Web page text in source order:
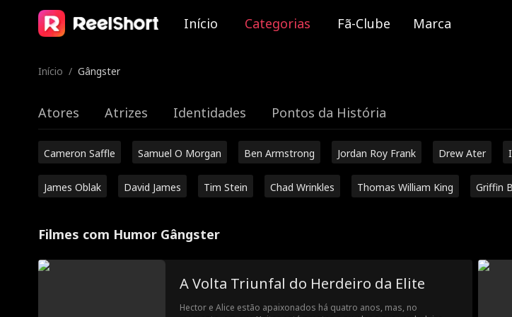
Início Categorias Fã-Clube Marca
Início / Gângster
Atores Atrizes Identidades Pontos da História
Cameron Saffle Samuel O Morgan Ben Armstrong Jordan Roy Frank Drew Ater
James Oblak David James Tim Stein Chad Wrinkles Thomas William King Griffin
Filmes com Humor Gângster
A Volta Triunfal do Herdeiro da Elite
Hector e Alice estão apaixonados há quatro anos, mas, no